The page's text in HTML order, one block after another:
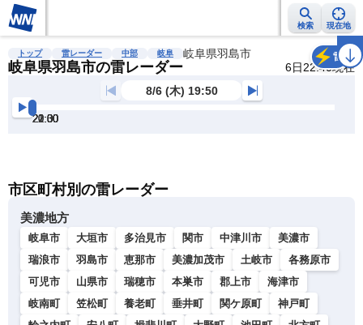
検索 現在地
雨雲レーダー 台風情報 地震情報 警報・注意報 2週間天気 ラ
トップ 雷レーダー 中部 岐阜 岐阜県羽島市
岐阜県羽島市の雷レーダー 6日22:40現在
雷
8/6 (木) 19:50
20:00
20:30
21:00
21:30
22:00
22:30
市区町村別の雷レーダー
美濃地方
岐阜市 大垣市 多治見市 関市 中津川市
美濃市
瑞浪市
羽島市 恵那市 美濃加茂市 土岐市
各務原市
可児市
山県市 瑞穂市 本巣市 郡上市
海津市
岐南町
笠松町 養老町 垂井町 関ケ原町
神戸町